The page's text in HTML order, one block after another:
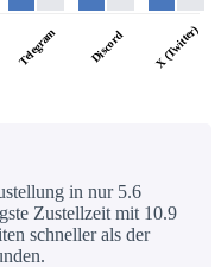
Telegram Discord X (Twitter)
in nur 5.6
Zustellzeit mit 10.9
schneller als der